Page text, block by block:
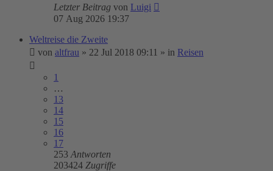
Letzter Beitrag von Luigi
07 Aug 2026 19:37
Weltreise die Zweite
von altfrau » 22 Jul 2018 09:11 » in Reisen
1
…
13
14
15
16
17
253 Antworten
203424 Zugriffe